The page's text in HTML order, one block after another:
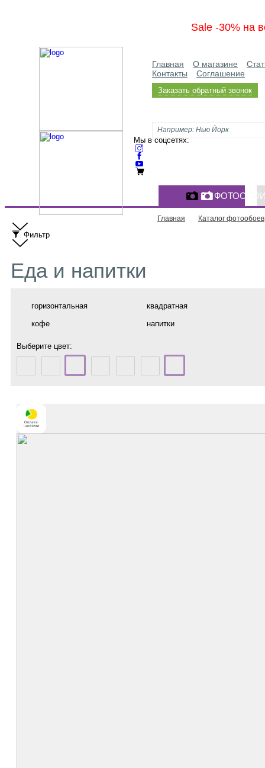
Sale -30% на
Главная О магазине
Контакты
Соглашение
Заказать обратный звонок
Мы в соцсетях:
Главная Каталог фотообоев
Фильтр
Еда и напитки
горизонтальная
квадратная
кофе
напитки
Выберите цвет: